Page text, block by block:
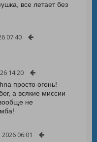
все летает без
07:40
14:20
просто огонь!
а всякие миссии
не
06:01